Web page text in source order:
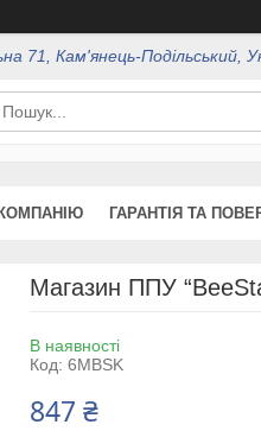
71, Кам'янець-Подільський,
ГАРАНТІЯ ТА
Магазин ППУ
В наявності
Код: 6MBSK
847 ₴